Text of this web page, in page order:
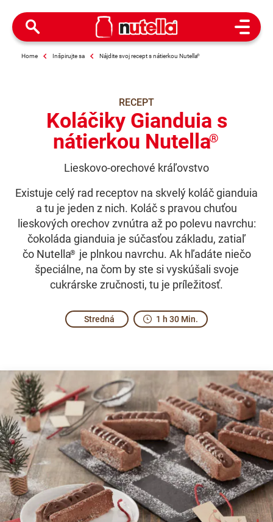
Open
Home Inšpirujte sa Nájdite svoj recept s nátierkou Nutella®
RECEPT
Koláčiky Gianduia s
nátierkou Nutella®
Lieskovo-orechové kráľovstvo
Existuje celý rad receptov na skvelý koláč gianduia
a tu je jeden z nich. Koláč s pravou chuťou
lieskových orechov zvnútra až po polevu navrchu:
čokoláda gianduia je súčasťou základu, zatiaľ
čo Nutella®
je plnkou navrchu. Ak hľadáte niečo
špeciálne, na čom by ste si vyskúšali svoje
cukrárske zručnosti, tu je príležitosť.
Stredná 1 h 30 Min.